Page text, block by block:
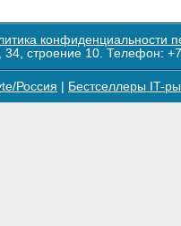
конфиденциальности
34, строение 10. Телефон:
Россия Бестселлеры IT-